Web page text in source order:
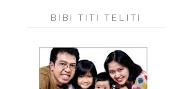
BIBI TITI TELITI